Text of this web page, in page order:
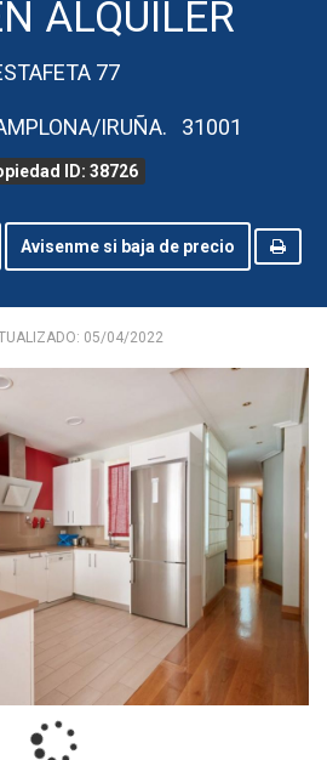
ALQUILER
77
IRUÑA. 31001
ID: 38726
Avisenme si baja de precio
05/04/2022